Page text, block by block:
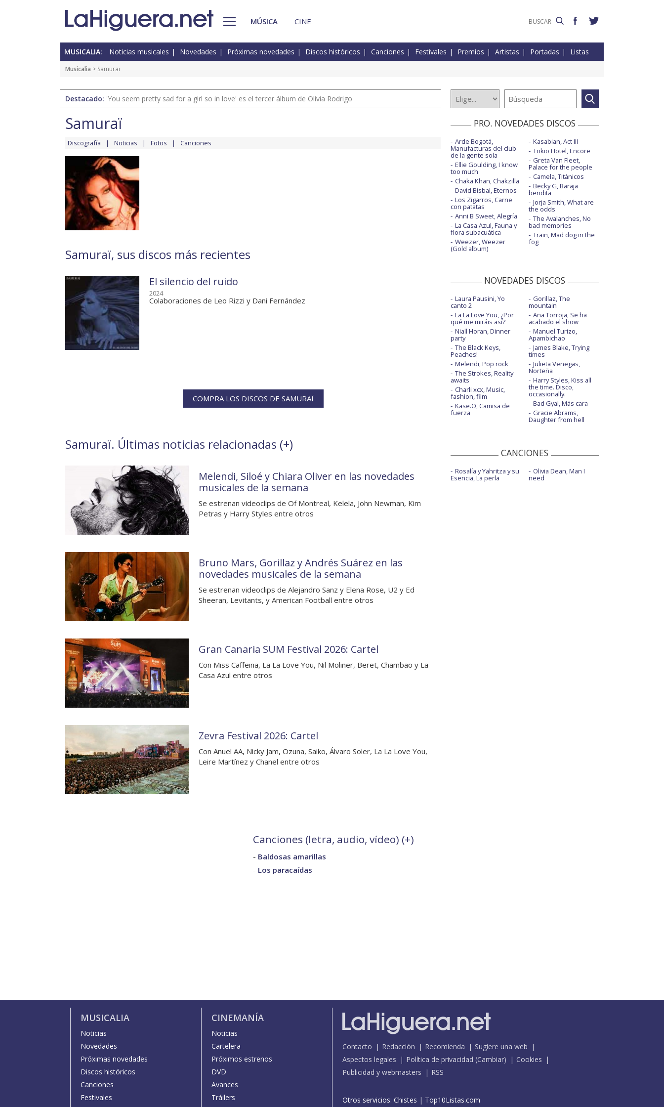
MÚSICA CINE
MUSICALIA: Noticias musicales Novedades Próximas novedades Discos históricos Canciones Festivales Premios Artistas Portadas Listas
Musicalia > Samuraï
Destacado: 'You seem pretty sad for a girl so in love' es el tercer álbum de Olivia Rodrigo
Samuraï
Discografía Noticias Fotos Canciones
Samuraï, sus discos más recientes
El silencio del ruido
2024
Colaboraciones de Leo Rizzi y Dani Fernández
COMPRA LOS DISCOS DE SAMURAÏ
Samuraï. Últimas noticias relacionadas (+)
Melendi, Siloé y Chiara Oliver en las novedades
musicales de la semana
Se estrenan videoclips de Of Montreal, Kelela, John Newman, Kim
Petras y Harry Styles entre otros
Bruno Mars, Gorillaz y Andrés Suárez en las
novedades musicales de la semana
Se estrenan videoclips de Alejandro Sanz y Elena Rose, U2 y Ed
Sheeran, Levitants, y American Football entre otros
Gran Canaria SUM Festival 2026: Cartel
Con Miss Caffeina, La La Love You, Nil Moliner, Beret, Chambao y La
Casa Azul entre otros
Zevra Festival 2026: Cartel
Con Anuel AA, Nicky Jam, Ozuna, Saiko, Álvaro Soler, La La Love You,
Leire Martínez y Chanel entre otros
Canciones (letra, audio, vídeo) (+)
- Baldosas amarillas
- Los paracaídas
PRO. NOVEDADES DISCOS
Arde Bogotá,
Manufacturas del club
de la gente sola
Ellie Goulding, I know
too much
Chaka Khan, Chakzilla
David Bisbal, Eternos
Los Zigarros, Carne
con patatas
Anni B Sweet, Alegría
La Casa Azul, Fauna y
flora subacuática
Weezer, Weezer
(Gold album)
Kasabian, Act III
Tokio Hotel, Encore
Greta Van Fleet,
Palace for the people
Camela, Titánicos
Becky G, Baraja
bendita
Jorja Smith, What are
the odds
The Avalanches, No
bad memories
Train, Mad dog in the
fog
NOVEDADES DISCOS
Laura Pausini, Yo
canto 2
La La Love You, ¿Por
qué me miráis así?
Niall Horan, Dinner
party
The Black Keys,
Peaches!
Melendi, Pop rock
The Strokes, Reality
awaits
Charli xcx, Music,
fashion, film
Kase.O, Camisa de
fuerza
Gorillaz, The
mountain
Ana Torroja, Se ha
acabado el show
Manuel Turizo,
Apambichao
James Blake, Trying
times
Julieta Venegas,
Norteña
Harry Styles, Kiss all
the time. Disco,
occasionally.
Bad Gyal, Más cara
Gracie Abrams,
Daughter from hell
CANCIONES
Rosalía y Yahritza y su
Esencia, La perla
Olivia Dean, Man I
need
MUSICALIA
Noticias
Novedades
Próximas novedades
Discos históricos
Canciones
Festivales
CINEMANÍA
Noticias
Cartelera
Próximos estrenos
DVD
Avances
Tráilers
Contacto Redacción Recomienda
Sugiere una web
Aspectos legales
Política de privacidad (Cambiar)
Cookies
Publicidad y webmasters
RSS
Otros servicios: Chistes | Top10Listas.com